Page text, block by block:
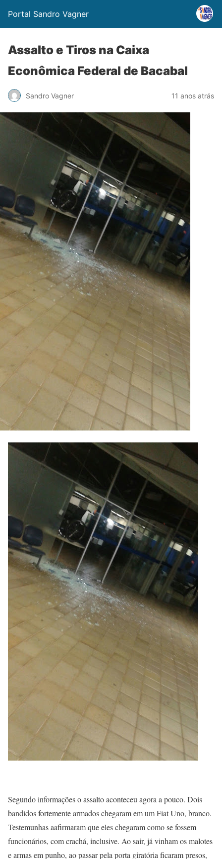
Portal Sandro Vagner
Assalto e Tiros na Caixa
Econômica Federal de Bacabal
Sandro Vagner 11 anos atrás
Segundo informações o assalto aconteceu agora a pouco. Dois
bandidos fortemente armados chegaram em um Fiat Uno, branco.
Testemunhas aafirmaram que eles chegaram como se fossem
funcionários, com crachá, inclusive. Ao sair, já vinham os malotes
e armas em punho, ao passar pela porta giratória ficaram presos,